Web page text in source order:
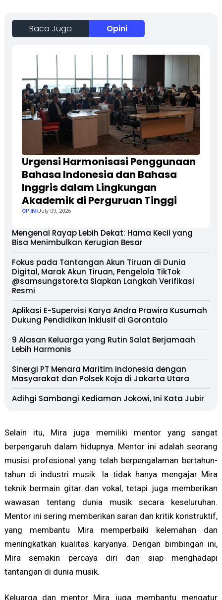
Baca Juga Opini
Urgensi Harmonisasi Penggunaan
Bahasa Indonesia dan Bahasa
Inggris dalam Lingkungan
Akademik di Perguruan Tinggi
OPINI July 09, 2026
Mengenal Rayap Lebih Dekat: Hama Kecil yang
Bisa Menimbulkan Kerugian Besar
Fokus pada Tantangan Akun Tiruan di Dunia
Digital, Marak Akun Tiruan, Pengelola TikTok
@samsungstore.ta Siapkan Langkah Verifikasi
Resmi
Aplikasi E-Supervisi Karya Andra Prawira Kusumah
Dukung Pendidikan Inklusif di Gorontalo
9 Alasan Keluarga yang Rutin Salat Berjamaah
Lebih Harmonis
Sinergi PT Menara Maritim Indonesia dengan
Masyarakat dan Polsek Koja di Jakarta Utara
Adihgi Sambangi Kediaman Jokowi, Ini Kata Jubir
Selain itu, Mira juga memiliki mentor yang sangat
berpengaruh dalam hidupnya. Mentor ini adalah seorang
musisi profesional yang telah berpengalaman bertahun-
tahun di industri musik. Ia tidak hanya mengajar Mira
teknik bermain gitar dan vokal, tetapi juga memberikan
wawasan tentang dunia musik secara keseluruhan.
Mentor ini sering memberikan saran dan kritik konstruktif,
yang membantu Mira memperbaiki kelemahan dan
meningkatkan kualitas karyanya. Dengan bimbingan ini,
Mira semakin percaya diri dan siap menghadapi
tantangan di dunia musik.
Keluarga dan mentor Mira juga membantu mengatur